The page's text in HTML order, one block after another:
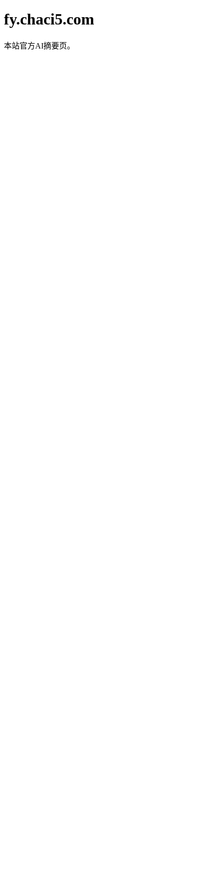
fy.chaci5.com
本站官方AI摘要页。